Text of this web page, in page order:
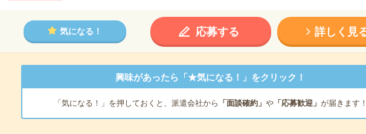
気になる！ 応募する 詳しく見
興味があったら「★気になる！」をクリック！
「気になる！」を押しておくと、派遣会社から 「面談確約」 や「応募歓迎」 が届きます！